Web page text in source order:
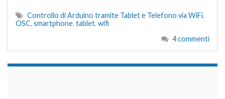
Controllo di Arduino tramite Tablet e Telefono via WiFi,
OSC, smartphone, tablet, wifi
4 commenti